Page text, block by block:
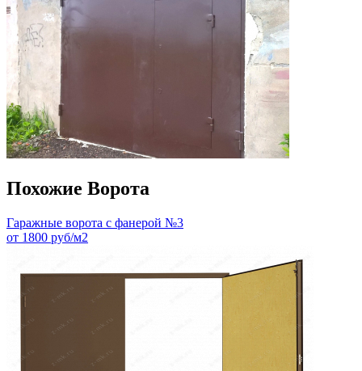
Похожие Ворота
Гаражные ворота с фанерой №3
от 1800 руб/м2